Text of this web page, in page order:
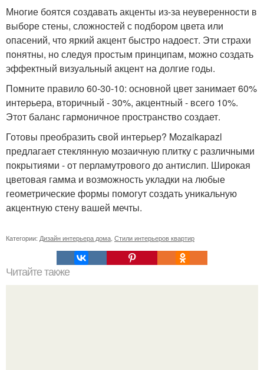
Многие боятся создавать акценты из-за неуверенности в
выборе стены, сложностей с подбором цвета или
опасений, что яркий акцент быстро надоест. Эти страхи
понятны, но следуя простым принципам, можно создать
эффектный визуальный акцент на долгие годы.
Помните правило 60-30-10: основной цвет занимает 60%
интерьера, вторичный - 30%, акцентный - всего 10%.
Этот баланс гармоничное пространство создает.
Готовы преобразить свой интерьер? Mozaikapazl
предлагает стеклянную мозаичную плитку с различными
покрытиями - от перламутрового до антислип. Широкая
цветовая гамма и возможность укладки на любые
геометрические формы помогут создать уникальную
акцентную стену вашей мечты.
Категории: Дизайн интерьера дома Стили интерьеров квартир
Читайте также